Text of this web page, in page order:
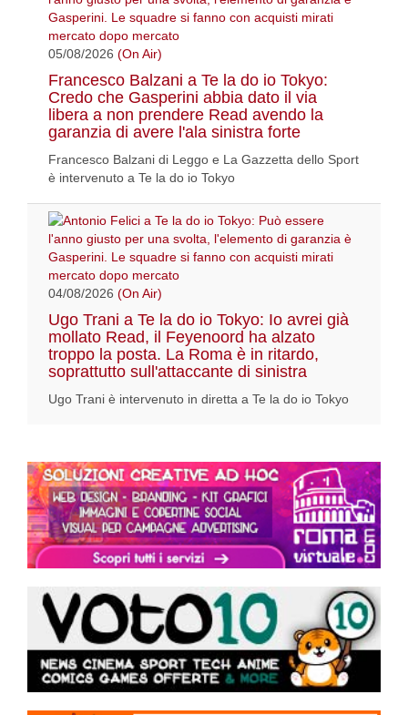
05/08/2026 (On Air)
Francesco Balzani a Te la do io Tokyo:
Credo che Gasperini abbia dato il via
libera a non prendere Read avendo la
garanzia di avere l'ala sinistra forte
Francesco Balzani di Leggo e La Gazzetta dello Sport
è intervenuto a Te la do io Tokyo
04/08/2026 (On Air)
Ugo Trani a Te la do io Tokyo: Io avrei già
mollato Read, il Feyenoord ha alzato
troppo la posta. La Roma è in ritardo,
soprattutto sull'attaccante di sinistra
Ugo Trani è intervenuto in diretta a Te la do io Tokyo